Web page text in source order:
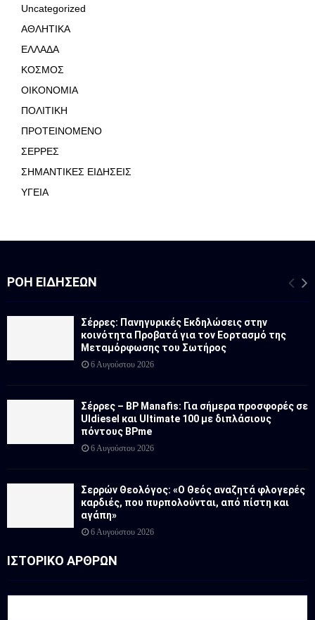
Uncategorized
ΑΘΛΗΤΙΚΑ
ΕΛΛΑΔΑ
ΚΟΣΜΟΣ
ΟΙΚΟΝΟΜΙΑ
ΠΟΛΙΤΙΚΗ
ΠΡΟΤΕΙΝΟΜΕΝΟ
ΣΕΡΡΕΣ
ΣΗΜΑΝΤΙΚΕΣ ΕΙΔΗΣΕΙΣ
ΥΓΕΙΑ
ΡΟΉ ΕΙΔΉΣΕΩΝ
Σέρρες: Πανηγυρικές Εκδηλώσεις στην
κοινότητα Προβατά για τον Εορτασμό της
Μεταμόρφωσης του Σωτήρος
6 Αυγούστου 2026
Σέρρες – BP Manafis: Για σήμερα προσφορές σε
Uldiesel και Ultimate 100 με διπλάσιους
πόντους BPme
6 Αυγούστου 2026
Σερρών Θεολόγος: «Ο Θεός αναζητά φλογερές
καρδιές, που πυρπολούνται, από πίστη και
αγάπη»
6 Αυγούστου 2026
ΙΣΤΟΡΙΚΟ ΑΡΘΡΩΝ